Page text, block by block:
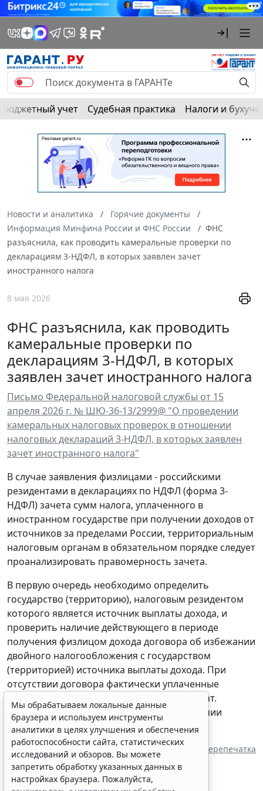
Бюджетный учет Судебная практика Налоги и
Новости и аналитика
Горячие документы
Информация Минфина России и ФНС России
ФНС
разъяснила, как проводить камеральные проверки по
декларациям 3-НДФЛ, в которых заявлен зачет
иностранного налога
8 мая 2026
ФНС разъяснила, как проводить
камеральные проверки по
декларациям 3-НДФЛ, в которых
заявлен зачет иностранного налога
Письмо Федеральной налоговой службы от 15
апреля 2026 г. № ШЮ-36-13/2999@ "О проведении
камеральных налоговых проверок в отношении
налоговых деклараций 3-НДФЛ, в которых заявлен
зачет иностранного налога"
В случае заявления физлицами - российскими
резидентами в декларациях по НДФЛ (форма 3-
НДФЛ) зачета сумм налога, уплаченного в
иностранном государстве при получении доходов от
источников за пределами России, территориальным
налоговым органам в обязательном порядке следует
проанализировать правомерность зачета.
В первую очередь необходимо определить
государство (территорию), налоговым резидентом
которого является источник выплаты дохода, и
проверить наличие действующего в периоде
получения физлицом дохода договора об избежании
двойного налогообложения с государством
(территорией) источника выплаты дохода. При
отсутствии договора фактически уплаченные
физлицом суммы налога зачету не подлежат.
Разъяснены особенности зачета при наличии
договора.
Источник: ИА "ГАРАНТ" Перепечатка
Мы обрабатываем локальные данные
браузера и используем инструменты
аналитики в целях улучшения и обеспечения
работоспособности сайта, статистических
исследований и обзоров. Вы можете
запретить обработку указанных данных в
настройках браузера. Пожалуйста,